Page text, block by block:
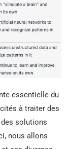
essentielle du
à traiter des
solutions
nous allons